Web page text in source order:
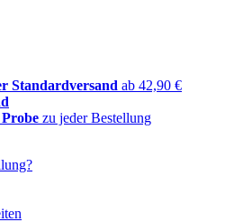
Standardversand ab 42,90 €
Probe zu jeder Bestellung